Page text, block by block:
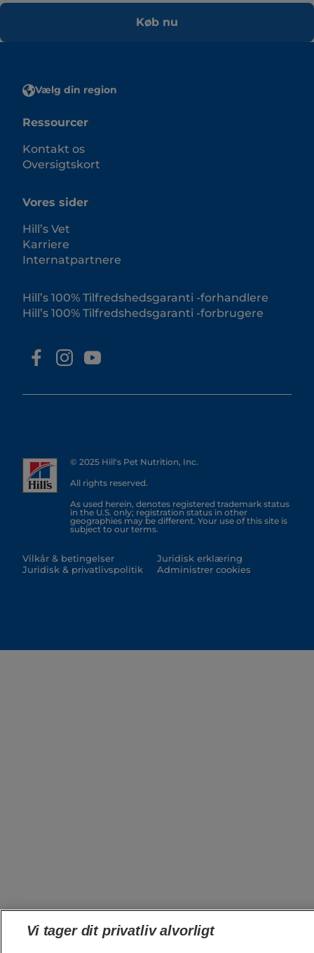
Køb nu
Vælg din region
Ressourcer
Kontakt os
Oversigtskort
Vores sider
Hill’s Vet
Karriere
Internatpartnere
Hill’s 100% Tilfredshedsgaranti -forhandlere
Hill’s 100% Tilfredshedsgaranti -forbrugere
© 2025 Hill's Pet Nutrition, Inc.
All rights reserved.
As used herein, denotes registered trademark status
in the U.S. only; registration status in other
geographies may be different. Your use of this site is
subject to our terms.
Vilkår & betingelser
Juridisk & privatlivspolitik
Juridisk erklæring
Administrer cookies
Vi tager dit privatliv alvorligt